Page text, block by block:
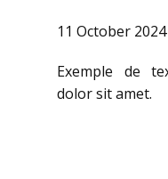
11 October 2024
Exemple de
dolor sit amet.